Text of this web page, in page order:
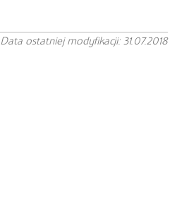
Data ostatniej modyfikacji: 31.07.2018